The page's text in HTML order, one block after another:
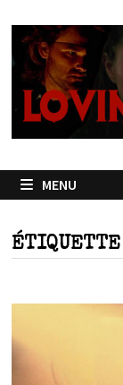
contenu
MENU